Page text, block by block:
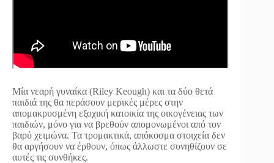
Μία νεαρή γυναίκα (Riley Keough) και τα δύο θετά
παιδιά της θα περάσουν μερικές μέρες στην
απομακρυσμένη εξοχική κατοικία της οικογένειας των
παιδιών, μόνο για να βρεθούν απομονωμένοι από τον
βαρύ χειμώνα. Τα τρομακτικά, απόκοσμα στοιχεία δεν
θα αργήσουν να έρθουν, όπως άλλωστε συνηθίζουν σε
αυτές τις συνθήκες.